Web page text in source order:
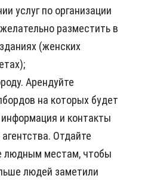
услуг по организации
разместить в
(женских
Арендуйте
на которых будет
и контакты
Отдайте
людным местам, чтобы
людей заметили